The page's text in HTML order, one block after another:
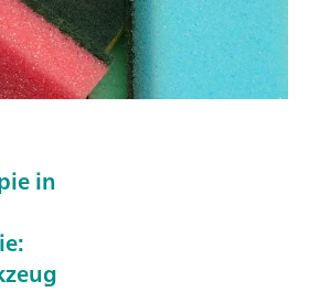
in